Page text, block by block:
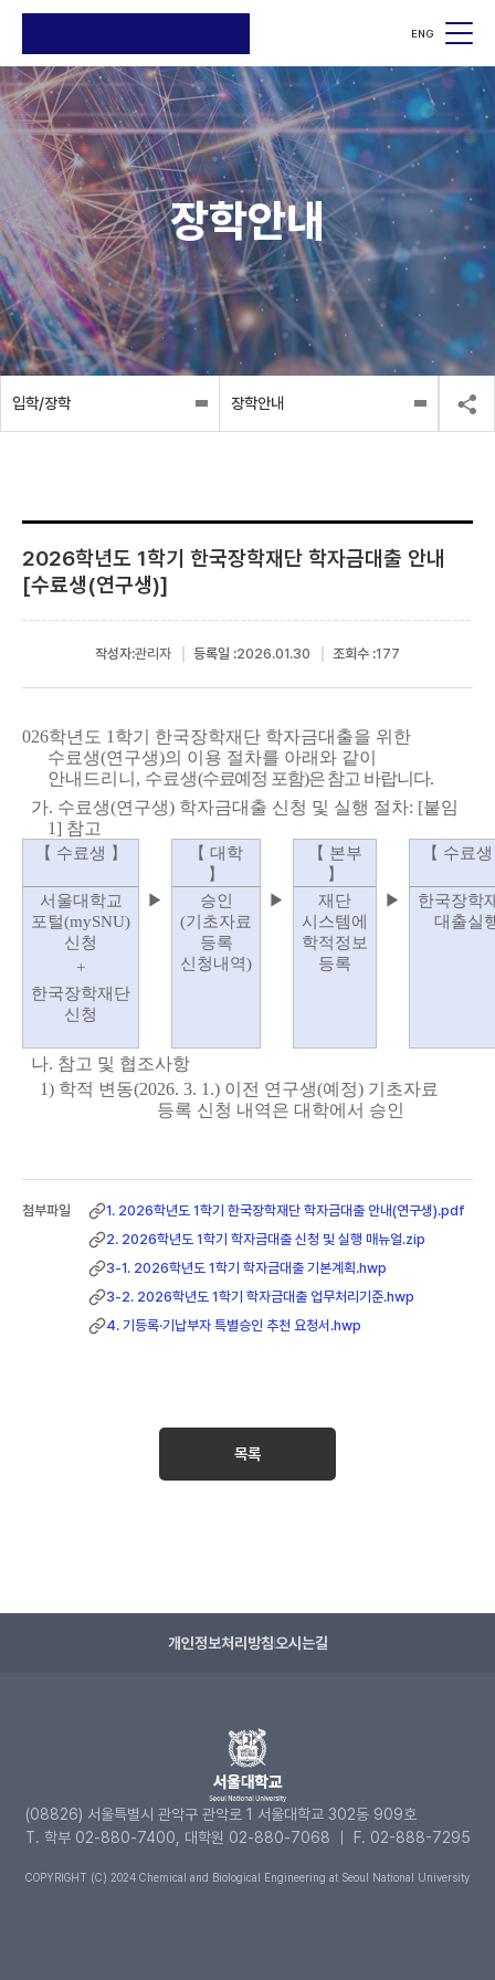
ENG
검색
검색
장학안내
입학/장학 장학안내
2026학년도 1학기 한국장학재단 학자금대출 안내
[수료생(연구생)]
작성자:관리자 등록일 :2026.01.30 조회수 :177
026학년도 1학기 한국장학재단 학자금대출을 위한
수료생(연구생)의 이용 절차를 아래와 같이
안내드리니, 수료생(수료예정 포함)은 참고 바랍니다.
가. 수료생(연구생) 학자금대출 신청 및 실행 절차: [붙임
1] 참고
【 수료생 】
【 대학
】
【 본부
】
【 수료
서울대학교
포털(mySNU)
신청
▶
승인
(기초자료
등록
신청내역)
▶
재단
시스템에
학적정보
등록
▶
한국장학
대출실
+
한국장학재단
신청
나. 참고 및 협조사항
1) 학적 변동(2026. 3. 1.) 이전 연구생(예정) 기초자료
등록 신청 내역은 대학에서 승인
1. 2026학년도 1학기 한국장학재단 학자금대출 안내(연구생).pdf
2. 2026학년도 1학기 학자금대출 신청 및 실행 매뉴얼.zip
3-1. 2026학년도 1학기 학자금대출 기본계획.hwp
3-2. 2026학년도 1학기 학자금대출 업무처리기준.hwp
4. 기등록·기납부자 특별승인 추천 요청서.hwp
목록
개인정보처리방침오시는길
(08826) 서울특별시 관악구 관악로 1 서울대학교 302동 909호
T. 학부 02-880-7400, 대학원 02-880-7068 ｜ F. 02-888-7295
COPYRIGHT (C) 2024 Chemical and Biological Engineering at Seoul National University